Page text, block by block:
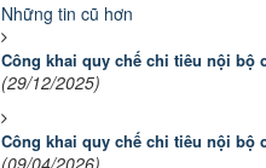
Những tin cũ hơn
Công khai quy chế chi tiêu nội bộ
(29/12/2025)
Công khai quy chế chi tiêu nội bộ